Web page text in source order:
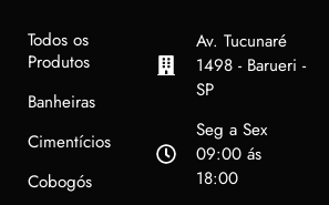
Todos os
Produtos
Banheiras
Cimentícios
Cobogós
Av. Tucunaré
1498 - Barueri -
SP
Seg a Sex
09:00 ás
18:00